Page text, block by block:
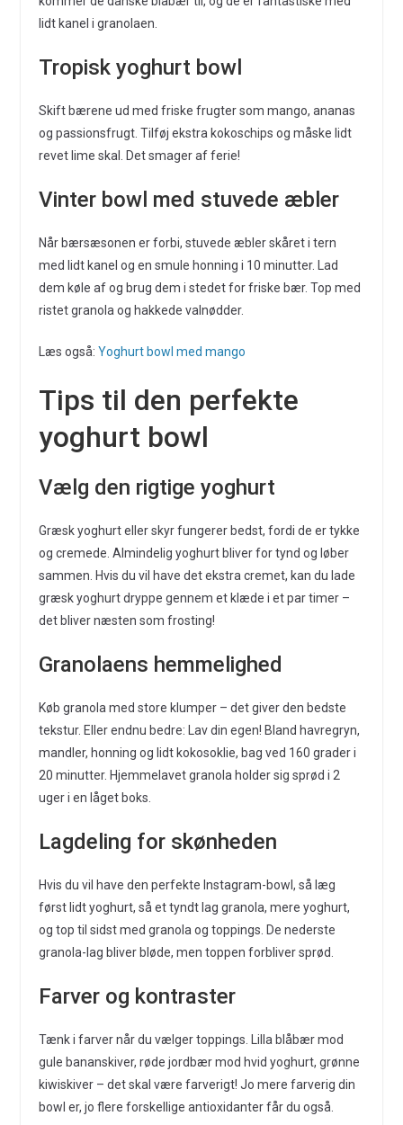
lidt kanel i granolaen.
Tropisk yoghurt bowl
Skift bærene ud med friske frugter som mango, ananas
og passionsfrugt. Tilføj ekstra kokoschips og måske lidt
revet lime skal. Det smager af ferie!
Vinter bowl med stuvede æbler
Når bærsæsonen er forbi, stuvede æbler skåret i tern
med lidt kanel og en smule honning i 10 minutter. Lad
dem køle af og brug dem i stedet for friske bær. Top med
ristet granola og hakkede valnødder.
Læs også: Yoghurt bowl med mango
Tips til den perfekte
yoghurt bowl
Vælg den rigtige yoghurt
Græsk yoghurt eller skyr fungerer bedst, fordi de er tykke
og cremede. Almindelig yoghurt bliver for tynd og løber
sammen. Hvis du vil have det ekstra cremet, kan du lade
græsk yoghurt dryppe gennem et klæde i et par timer –
det bliver næsten som frosting!
Granolaens hemmelighed
Køb granola med store klumper – det giver den bedste
tekstur. Eller endnu bedre: Lav din egen! Bland havregryn,
mandler, honning og lidt kokosoklie, bag ved 160 grader i
20 minutter. Hjemmelavet granola holder sig sprød i 2
uger i en låget boks.
Lagdeling for skønheden
Hvis du vil have den perfekte Instagram-bowl, så læg
først lidt yoghurt, så et tyndt lag granola, mere yoghurt,
og top til sidst med granola og toppings. De nederste
granola-lag bliver bløde, men toppen forbliver sprød.
Farver og kontraster
Tænk i farver når du vælger toppings. Lilla blåbær mod
gule bananskiver, røde jordbær mod hvid yoghurt, grønne
kiwiskiver – det skal være farverigt! Jo mere farverig din
bowl er, jo flere forskellige antioxidanter får du også.